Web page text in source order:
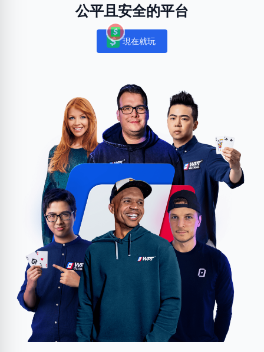
公平且安全的平台
Notifications
現在就玩